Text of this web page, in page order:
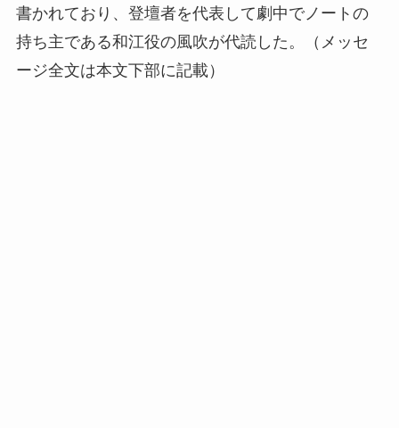
書かれており、登壇者を代表して劇中でノートの
持ち主である和江役の風吹が代読した。（メッセ
ージ全文は本文下部に記載）